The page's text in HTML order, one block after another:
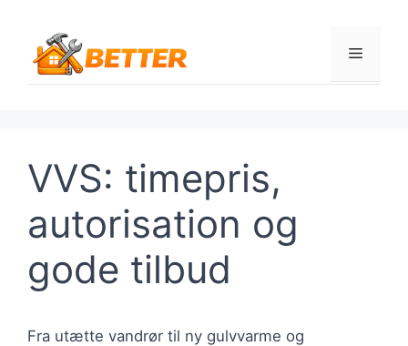
indhold
Menu
VVS: timepris,
autorisation og
gode tilbud
Fra utætte vandrør til ny gulvvarme og